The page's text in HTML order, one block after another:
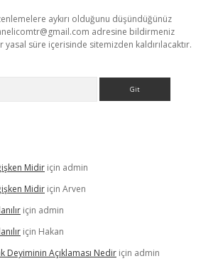
aykırı olduğunu düşündüğünüz
adresine bildirmeniz
süre içerisinde sitemizden kaldırılacaktır.
Midir için admin
Midir için Arven
için admin
için Hakan
Deyiminin Açıklaması Nedir için admin